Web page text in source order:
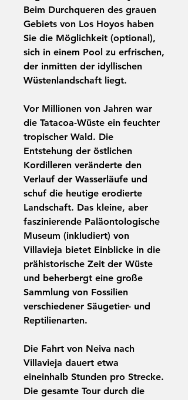
Beim Durchqueren des grauen
Gebiets von Los Hoyos haben
Sie die Möglichkeit (optional),
sich in einem Pool zu erfrischen,
der inmitten der idyllischen
Wüstenlandschaft liegt.
Vor Millionen von Jahren war
die Tatacoa-Wüste ein feuchter
tropischer Wald. Die
Entstehung der östlichen
Kordilleren veränderte den
Verlauf der Wasserläufe und
schuf die heutige erodierte
Landschaft. Das kleine, aber
faszinierende Paläontologische
Museum (inkludiert) von
Villavieja bietet Einblicke in die
prähistorische Zeit der Wüste
und beherbergt eine große
Sammlung von Fossilien
verschiedener Säugetier- und
Reptilienarten.
Die Fahrt von Neiva nach
Villavieja dauert etwa
eineinhalb Stunden pro Strecke.
Die gesamte Tour durch die